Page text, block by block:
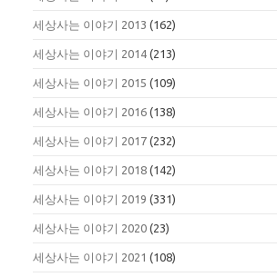
세상사는 이야기 2013 (162)
세상사는 이야기 2014 (213)
세상사는 이야기 2015 (109)
세상사는 이야기 2016 (138)
세상사는 이야기 2017 (232)
세상사는 이야기 2018 (142)
세상사는 이야기 2019 (331)
세상사는 이야기 2020 (23)
세상사는 이야기 2021 (108)